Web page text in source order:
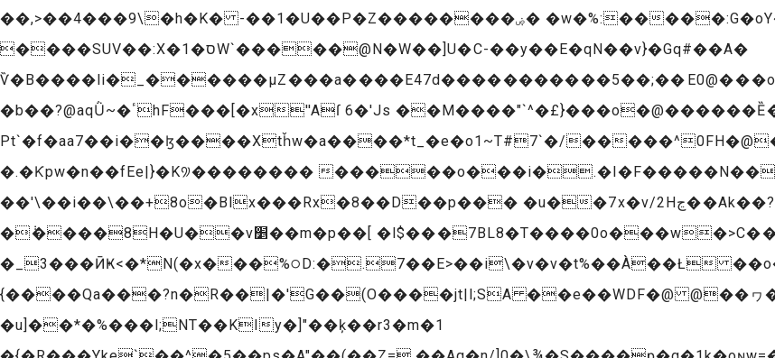
��,>��4���9\�h�K� -��1�U��P�Z��������ۻ� �w�%:�����:G�oY���򷐏����U(݀g��B�� ������
����SUV��:X�ס�1W`�����@N�W��]U�C-��y��E�qN��v}�Gq#��A�
Ѷ�B����li�_������μZ���a����E47d�����������5��;��
�b��?@aqǛ~�ٴhF���[�x''Aſ 6�'Js ��M����"`^�£}���o�@������Ȅ� kR�Ѯk��o ��M�
Pt`�f�aa7��i��ɮ����Xtȟw�a����*t_�e�o1~T#7`�/��
�.�Ƙpw�n��fEe|}�K꡴��������
��'\��i��\��+8o�Blx���Rx�8��D��p��� �u��7x�v/2Hڃ��Ak��?CR����#� ��q5!
�݃����8H�U��v׵��m�p��[ �l$���7BL8�T����0o���w�>C�����Ǐ��0��#�e��gx9�9}
�_3���ӢҜ<�*N(�x���%੦D:�.7��E>��i\�v�v�t%��À��Ł
{����Qa���?n�R��|�'G��(O����jt|l;SA ��e��WDF�@ @��ヮ
�u]��*�%���l;NT��KIy�]"��ķ��r3�m�1